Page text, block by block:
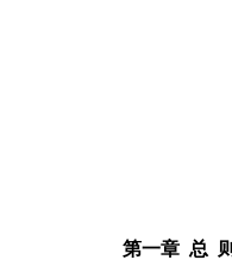
第一章 总 则